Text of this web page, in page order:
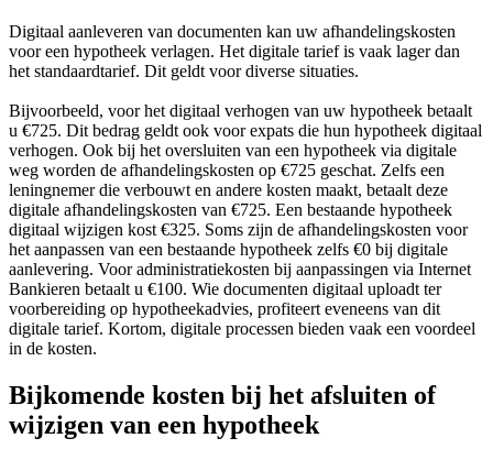
Digitaal aanleveren van documenten kan uw afhandelingskosten
voor een hypotheek verlagen. Het digitale tarief is vaak lager dan
het standaardtarief. Dit geldt voor diverse situaties.
Bijvoorbeeld, voor het digitaal verhogen van uw hypotheek betaalt
u €725. Dit bedrag geldt ook voor expats die hun hypotheek digitaal
verhogen. Ook bij het oversluiten van een hypotheek via digitale
weg worden de afhandelingskosten op €725 geschat. Zelfs een
leningnemer die verbouwt en andere kosten maakt, betaalt deze
digitale afhandelingskosten van €725. Een bestaande hypotheek
digitaal wijzigen kost €325. Soms zijn de afhandelingskosten voor
het aanpassen van een bestaande hypotheek zelfs €0 bij digitale
aanlevering. Voor administratiekosten bij aanpassingen via Internet
Bankieren betaalt u €100. Wie documenten digitaal uploadt ter
voorbereiding op hypotheekadvies, profiteert eveneens van dit
digitale tarief. Kortom, digitale processen bieden vaak een voordeel
in de kosten.
Bijkomende kosten bij het afsluiten of
wijzigen van een hypotheek